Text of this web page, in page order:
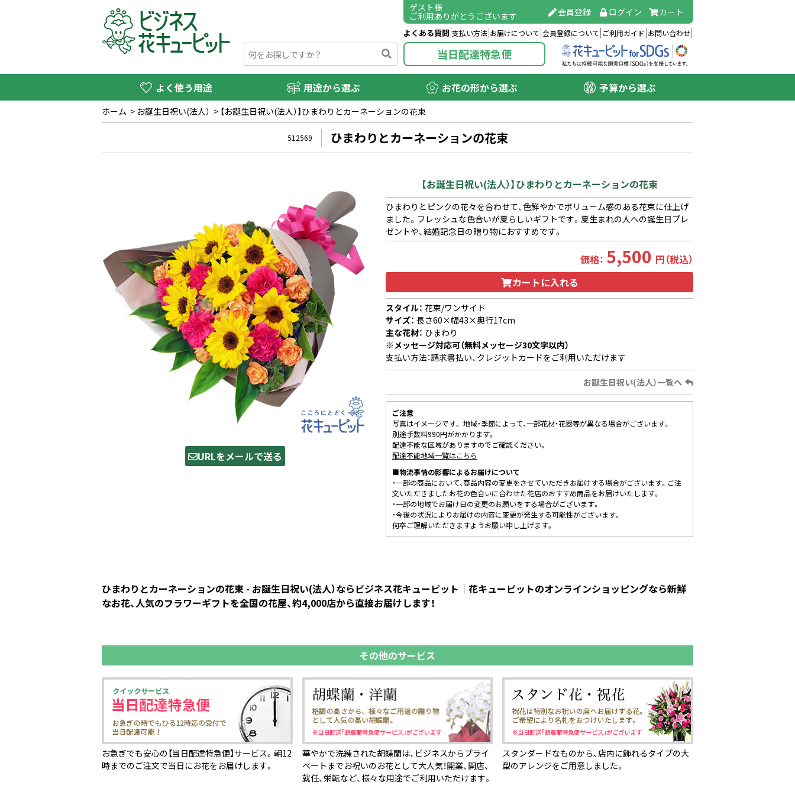
ゲスト様
ご利用ありがとうございます 会員登録 ログイン カート
よくある質問 支払い方法 お届けについて 会員登録について ご利用ガイド お問い合わせ
当日配達特急便
よく使う用途 用途から選ぶ お花の形から選ぶ 予算から選ぶ
ホーム > お誕生日祝い(法人） > 【お誕生日祝い(法人）】ひまわりとカーネーションの花束
512569 ひまわりとカーネーションの花束
URLをメールで送る
【お誕生日祝い(法人）】ひまわりとカーネーションの花束
ひまわりとピンクの花々を合わせて、色鮮やかでボリューム感のある花束に仕上げ
ました。フレッシュな色合いが夏らしいギフトです。夏生まれの人への誕生日プレ
ゼントや、結婚記念日の贈り物におすすめです。
価格： 5,500 円（税込）
カートに入れる
スタイル： 花束/ワンサイド
サイズ： 長さ60×幅43×奥行17cm
主な花材： ひまわり
※メッセージ対応可（無料メッセージ30文字以内）
支払い方法：請求書払い、クレジットカードをご利用いただけます
お誕生日祝い(法人）一覧へ
ご注意
写真はイメージです。 地域・季節によって、一部花材・花器等が異なる場合がございます。
別途手数料990円がかかります。
配達不能な区域がありますのでご確認ください。
配達不能地域一覧はこちら
■物流事情の影響によるお届けについて
・一部の商品において、商品内容の変更をさせていただきお届けする場合がございます。ご注
文いただきましたお花の色合いに合わせた花店のおすすめ商品をお届けいたします。
・一部の地域でお届け日の変更のお願いをする場合がございます。
・今後の状況によりお届けの内容に変更が発生する可能性がございます。
何卒ご理解いただきますようお願い申し上げます。
ひまわりとカーネーションの花束 - お誕生日祝い(法人）ならビジネス花キューピット｜花キューピットのオンラインショッピングなら新鮮
なお花、人気のフラワーギフトを全国の花屋、約4,000店から直接お届けします！
その他のサービス
お急ぎでも安心の【当日配達特急便】サービス。朝12
時までのご注文で当日にお花をお届けします。
華やかで洗練された胡蝶蘭は、ビジネスからプライ
ベートまでお祝いのお花として大人気！開業、開店、
就任、栄転など、様々な用途でご利用いただけます。
スタンダードなものから、店内に飾れるタイプの大
型のアレンジをご用意しました。